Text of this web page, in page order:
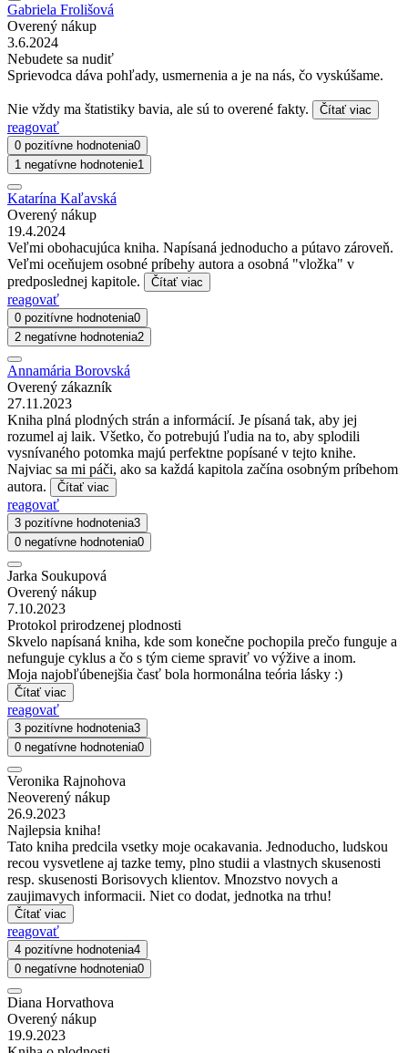
Gabriela Frolišová
Overený nákup
3.6.2024
Nebudete sa nudiť
Sprievodca dáva pohľady, usmernenia a je na nás, čo vyskúšame.
Nie vždy ma štatistiky bavia, ale sú to overené fakty. Čítať viac
reagovať
0 pozitívne hodnotenia0
1 negatívne hodnotenie1
Katarína Kaľavská
Overený nákup
19.4.2024
Veľmi obohacujúca kniha. Napísaná jednoducho a pútavo zároveň.
Veľmi oceňujem osobné príbehy autora a osobná "vložka" v
predposlednej kapitole.
Čítať viac
reagovať
0 pozitívne hodnotenia0
2 negatívne hodnotenia2
Annamária Borovská
Overený zákazník
27.11.2023
Kniha plná plodných strán a informácií. Je písaná tak, aby jej
rozumel aj laik. Všetko, čo potrebujú ľudia na to, aby splodili
vysnívaného potomka majú perfektne popísané v tejto knihe.
Najviac sa mi páči, ako sa každá kapitola začína osobným príbehom
autora.
Čítať viac
reagovať
3 pozitívne hodnotenia3
0 negatívne hodnotenia0
Jarka Soukupová
Overený nákup
7.10.2023
Protokol prirodzenej plodnosti
Skvelo napísaná kniha, kde som konečne pochopila prečo funguje a
nefunguje cyklus a čo s tým cieme spraviť vo výžive a inom.
Moja najobľúbenejšia časť bola hormonálna teória lásky :)
Čítať viac
reagovať
3 pozitívne hodnotenia3
0 negatívne hodnotenia0
Veronika Rajnohova
Neoverený nákup
26.9.2023
Najlepsia kniha!
Tato kniha predcila vsetky moje ocakavania. Jednoducho, ludskou
recou vysvetlene aj tazke temy, plno studii a vlastnych skusenosti
resp. skusenosti Borisovych klientov. Mnozstvo novych a
zaujimavych informacii. Niet co dodat, jednotka na trhu!
Čítať viac
reagovať
4 pozitívne hodnotenia4
0 negatívne hodnotenia0
Diana Horvathova
Overený nákup
19.9.2023